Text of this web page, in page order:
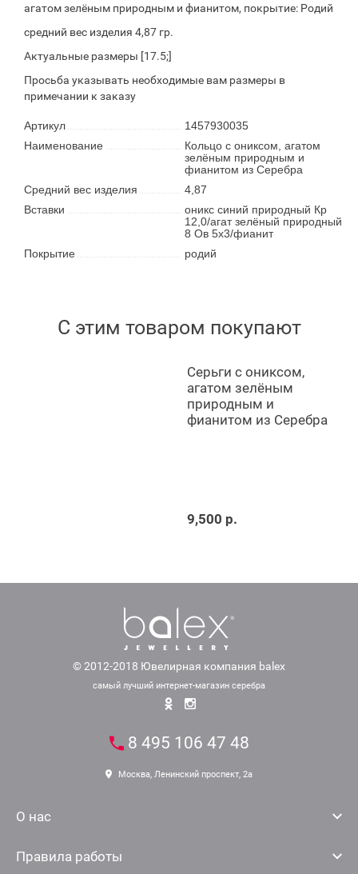
агатом зелёным природным и фианитом, покрытие: Родий
средний вес изделия 4,87 гр.
Актуальные размеры [17.5;]
Просьба указывать необходимые вам размеры в
примечании к заказу
Артикул
1457930035
Наименование
Кольцо с ониксом, агатом
зелёным природным и
фианитом из Серебра
Средний вес изделия
4,87
Вставки
оникс синий природный Кр
12,0/агат зелёный природный
8 Ов 5х3/фианит
Покрытие
родий
С этим товаром покупают
Серьги с ониксом,
агатом зелёным
природным и
фианитом из Серебра
9,500 р.
© 2012-2018 Ювелирная компания balex
самый лучший интернет-магазин серебра
О нас
Правила работы
8 495 106 47 48
Москва, Ленинский проспект, 2а